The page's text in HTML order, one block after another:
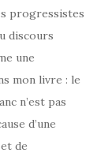
progressistes
discours
une
mon livre : le
n’est pas
d’une
de